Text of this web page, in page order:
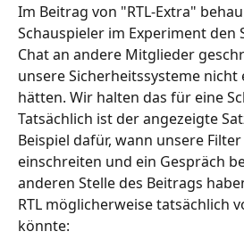
Im Beitrag von "RTL-Extra"
Schauspieler im Experiment den
Chat an andere Mitglieder
unsere Sicherheitssysteme
hätten. Wir halten das für eine
Tatsächlich ist der angezeigte
Beispiel dafür, wann unsere
einschreiten und ein Gespräch
anderen Stelle des Beitrags
RTL möglicherweise tatsächlich
könnte: